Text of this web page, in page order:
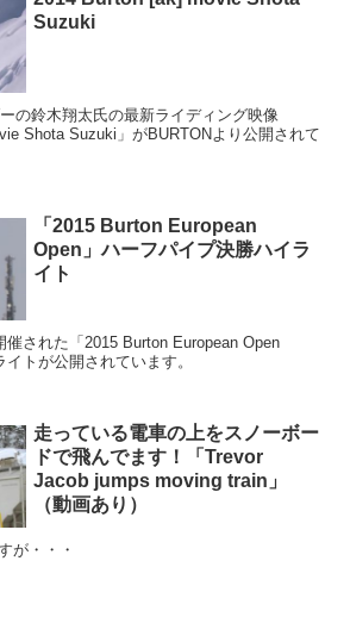
Suzuki
の鈴木翔太氏の最新ライディング映像
Shota Suzuki」がBURTONより公開されて
「2015 Burton European
Open」ハーフパイプ決勝ハイラ
イト
された「2015 Burton European Open
トが公開されています。
走っている電車の上をスノーボー
ドで飛んでます！「Trevor
Jacob jumps moving train」
（動画あり）
が・・・